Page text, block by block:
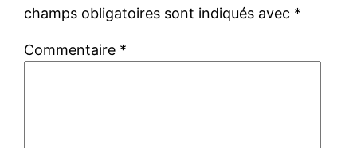
champs obligatoires sont indiqués avec *
Commentaire *